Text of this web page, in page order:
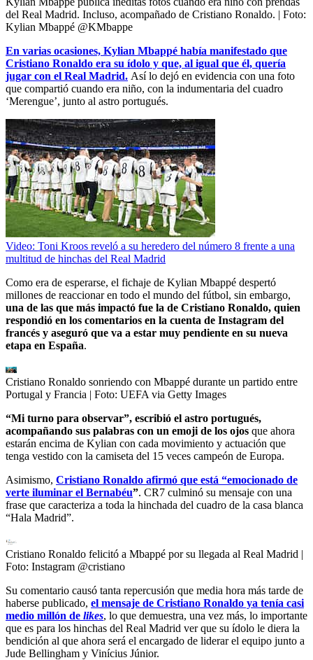
del Real Madrid. Incluso, acompañado de Cristiano Ronaldo. | Foto:
Kylian Mbappé @KMbappe
En varias ocasiones, Kylian Mbappé había manifestado que
Cristiano Ronaldo era su ídolo y que, al igual que él, quería
jugar con el Real Madrid. Así lo dejó en evidencia con una foto
que compartió cuando era niño, con la indumentaria del cuadro
‘Merengue’, junto al astro portugués.
Video: Toni Kroos reveló a su heredero del número 8 frente a una
multitud de hinchas del Real Madrid
Como era de esperarse, el fichaje de Kylian Mbappé despertó
millones de reaccionar en todo el mundo del fútbol, sin embargo,
una de las que más impactó fue la de Cristiano Ronaldo, quien
respondió en los comentarios en la cuenta de Instagram del
francés y aseguró que va a estar muy pendiente en su nueva
etapa en España.
Cristiano Ronaldo sonriendo con Mbappé durante un partido entre
Portugal y Francia | Foto: UEFA via Getty Images
“Mi turno para observar”, escribió el astro portugués,
acompañando sus palabras con un emoji de los ojos que ahora
estarán encima de Kylian con cada movimiento y actuación que
tenga vestido con la camiseta del 15 veces campeón de Europa.
Asimismo, Cristiano Ronaldo afirmó que está “emocionado de
verte iluminar el Bernabéu”. CR7 culminó su mensaje con una
frase que caracteriza a toda la hinchada del cuadro de la casa blanca
“Hala Madrid”.
Cristiano Ronaldo felicitó a Mbappé por su llegada al Real Madrid |
Foto: Instagram @cristiano
Su comentario causó tanta repercusión que media hora más tarde de
haberse publicado, el mensaje de Cristiano Ronaldo ya tenía casi
medio millón de likes, lo que demuestra, una vez más, lo importante
que es para los hinchas del Real Madrid ver que su ídolo le diera la
bendición al que ahora será el encargado de liderar el equipo junto a
Jude Bellingham y Vinícius Júnior.